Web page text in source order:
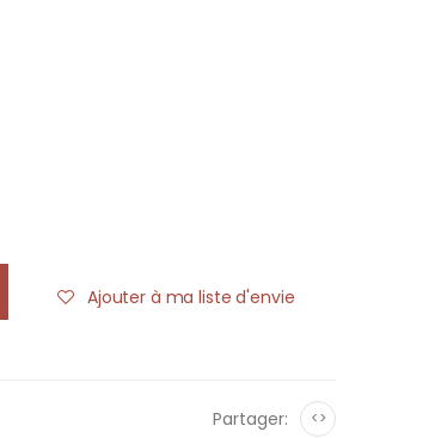
Ajouter à ma liste d'envie
Partager: <>